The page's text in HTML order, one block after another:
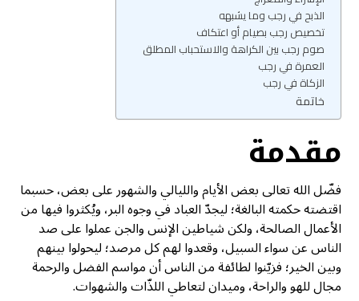
الذبح في رجب وما يشبهه
تخصيص رجب بصيام أو اعتكاف
صوم رجب بين الكراهة والاستحباب المطلق
العمرة في رجب
الزكاة في رجب
خاتمة
مقدمة
فضّل الله تعالى بعض الأيام والليالي والشهور على بعض، حسبما
اقتضته حكمته البالغة؛ ليجدّ العباد في وجوه البر، ويُكثروا فيها من
الأعمال الصالحة، ولكن شياطين الإنس والجن عملوا على صد
الناس عن سواء السبيل، وقعدوا لهم كل مرصد؛ ليحولوا بينهم
وبين الخير؛ فزيّنوا لطائفة من الناس أن مواسم الفضل والرحمة
مجال للهو والراحة، وميدان لتعاطي اللذّات والشهوات.